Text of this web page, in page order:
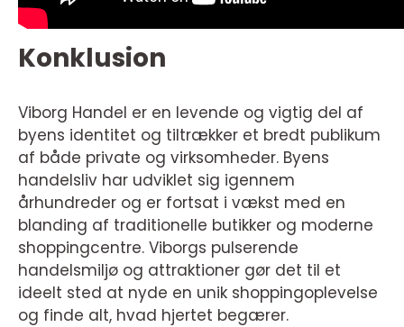
Konklusion
Viborg Handel er en levende og vigtig del af
byens identitet og tiltrækker et bredt publikum
af både private og virksomheder. Byens
handelsliv har udviklet sig igennem
århundreder og er fortsat i vækst med en
blanding af traditionelle butikker og moderne
shoppingcentre. Viborgs pulserende
handelsmiljø og attraktioner gør det til et
ideelt sted at nyde en unik shoppingoplevelse
og finde alt, hvad hjertet begærer.